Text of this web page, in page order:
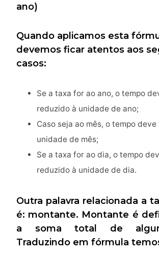
ano)
Quando aplicamos esta
devemos ficar atentos aos
casos:
Se a taxa for ao ano, o tempo
reduzido à unidade de ano;
Caso seja ao mês, o tempo
unidade de mês;
Se a taxa for ao dia, o tempo
reduzido à unidade de dia.
Outra palavra relacionada a
é: montante. Montante é
a soma total de
Traduzindo em fórmula